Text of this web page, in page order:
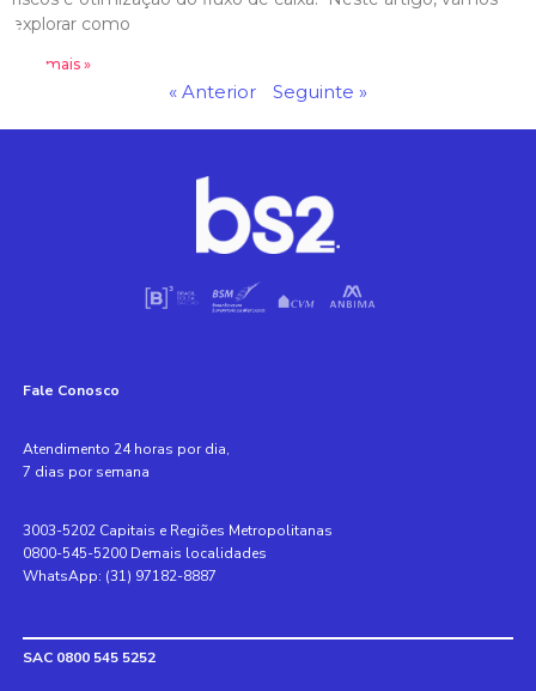
explorar como
Leia mais »
« Anterior Seguinte »
Fale Conosco
Atendimento 24 horas por dia,
7 dias por semana
3003-5202 Capitais e Regiões Metropolitanas
0800-545-5200 Demais localidades
WhatsApp: (31) 97182-8887
SAC 0800 545 5252